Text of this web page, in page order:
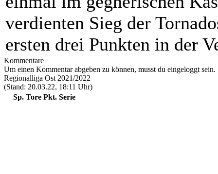
verdienten Sieg der
ersten drei Punkten in der
Kommentare
Um einen Kommentar abgeben zu können, musst du eingeloggt sein.
Regionalliga Ost 2021/2022
(Stand: 20.03.22, 18:11 Uhr)
Sp. Tore Pkt. Serie